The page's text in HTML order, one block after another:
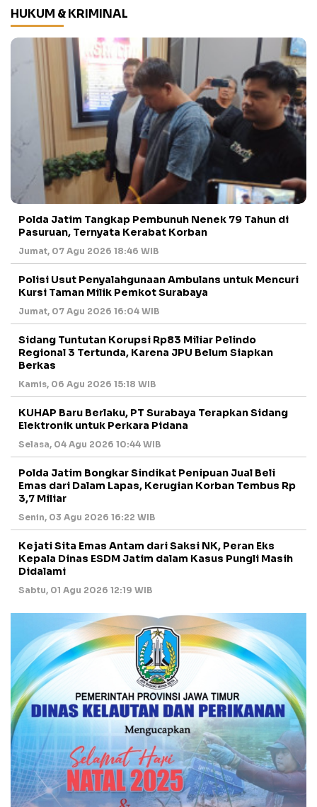
HUKUM & KRIMINAL
Polda Jatim Tangkap Pembunuh Nenek 79 Tahun di
Pasuruan, Ternyata Kerabat Korban
Jumat, 07 Agu 2026 18:46 WIB
Polisi Usut Penyalahgunaan Ambulans untuk Mencuri
Kursi Taman Milik Pemkot Surabaya
Jumat, 07 Agu 2026 16:04 WIB
Sidang Tuntutan Korupsi Rp83 Miliar Pelindo
Regional 3 Tertunda, Karena JPU Belum Siapkan
Berkas
Kamis, 06 Agu 2026 15:18 WIB
KUHAP Baru Berlaku, PT Surabaya Terapkan Sidang
Elektronik untuk Perkara Pidana
Selasa, 04 Agu 2026 10:44 WIB
Polda Jatim Bongkar Sindikat Penipuan Jual Beli
Emas dari Dalam Lapas, Kerugian Korban Tembus Rp
3,7 Miliar
Senin, 03 Agu 2026 16:22 WIB
Kejati Sita Emas Antam dari Saksi NK, Peran Eks
Kepala Dinas ESDM Jatim dalam Kasus Pungli Masih
Didalami
Sabtu, 01 Agu 2026 12:19 WIB